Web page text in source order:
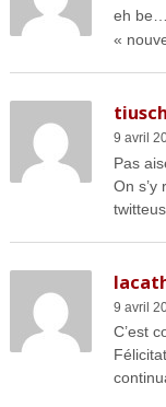
eh be…
«
9 avril
Pas
On s’y
9 avril
C’est